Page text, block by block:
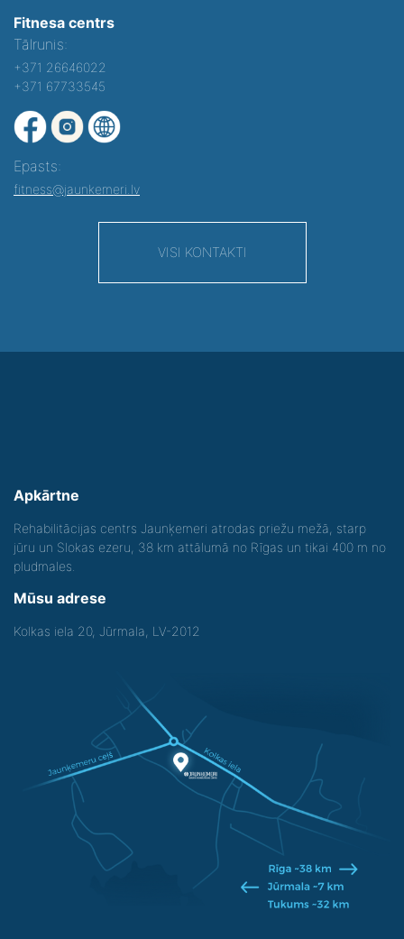
Fitnesa centrs
Tālrunis:
+371 26646022
+371 67733545
Epasts:
fitness@jaunkemeri.lv
VISI KONTAKTI
Apkārtne
Rehabilitācijas centrs Jaunķemeri atrodas priežu mežā, starp
jūru un Slokas ezeru, 38 km attālumā no Rīgas un tikai 400 m no
pludmales.
Mūsu adrese
Kolkas iela 20, Jūrmala, LV-2012